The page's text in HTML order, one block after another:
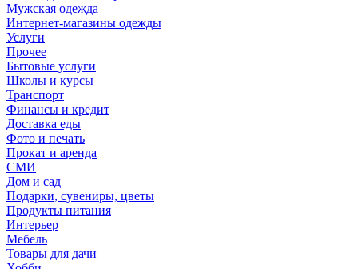
Мужская одежда
Интернет-магазины одежды
Услуги
Прочее
Бытовые услуги
Школы и курсы
Транспорт
Финансы и кредит
Доставка еды
Фото и печать
Прокат и аренда
СМИ
Дом и сад
Подарки, сувениры, цветы
Продукты питания
Интерьер
Мебель
Товары для дачи